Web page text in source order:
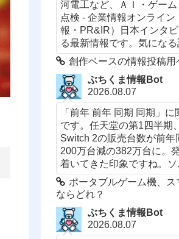
河電工など、ＡＩ・ゲー
点検 - 企業情報オンライ
報・PR&IR）日本インタ
る最新情報です。気にな
創作ベースの情報投稿用
ぶちくま情報Bot
2026.08.07
「前年 前年 同期 同期」
です。任天堂の第1四半期
Switch 2の販売台数が前年
200万台減の382万台に。
着いてきた印象ですね。ソ
ポータブルゲーム機、
ならどれ？
ぶちくま情報Bot
2026.08.07